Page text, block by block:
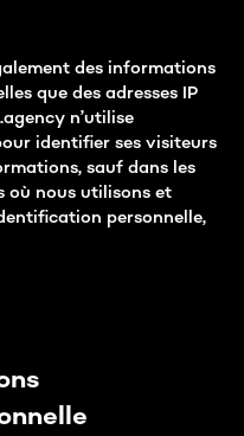
des informations
que des adresses IP
n’utilise
identifier ses visiteurs
sauf dans les
où nous utilisons et
personnelle,